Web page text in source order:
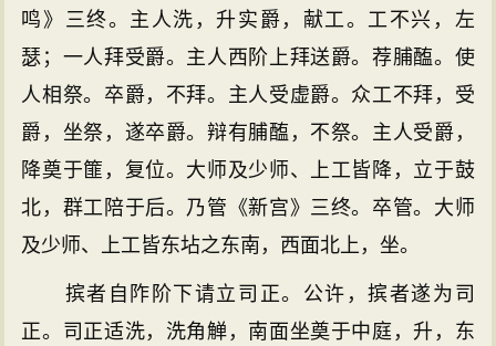
鸣》三终。主人洗，升实爵，献工。工不兴，左
瑟；一人拜受爵。主人西阶上拜送爵。荐脯醢。使
人相祭。卒爵，不拜。主人受虚爵。众工不拜，受
爵，坐祭，遂卒爵。辩有脯醢，不祭。主人受爵，
降奠于篚，复位。大师及少师、上工皆降，立于鼓
北，群工陪于后。乃管《新宫》三终。卒管。大师
及少师、上工皆东坫之东南，西面北上，坐。
摈者自阼阶下请立司正。公许，摈者遂为司
正。司正适洗，洗角觯，南面坐奠于中庭，升，东